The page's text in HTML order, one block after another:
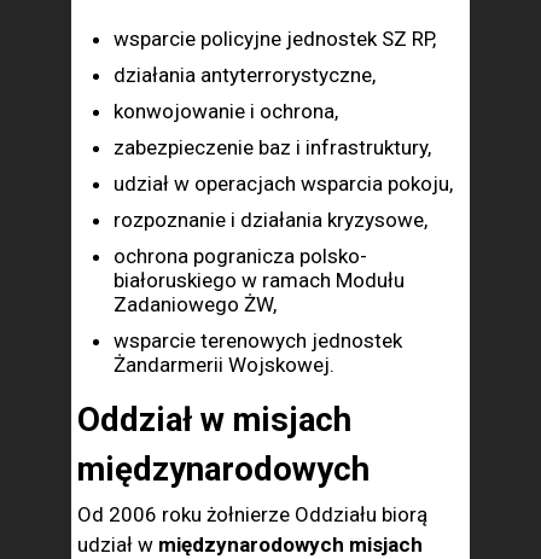
wsparcie policyjne jednostek SZ RP,
działania antyterrorystyczne,
konwojowanie i ochrona,
zabezpieczenie baz i infrastruktury,
udział w operacjach wsparcia pokoju,
rozpoznanie i działania kryzysowe,
ochrona pogranicza polsko-
białoruskiego w ramach Modułu
Zadaniowego ŻW,
wsparcie terenowych jednostek
Żandarmerii Wojskowej.
Oddział w misjach
międzynarodowych
Od 2006 roku żołnierze Oddziału biorą
udział w międzynarodowych misjach